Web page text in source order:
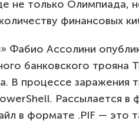
не только Олимпиада,
финансовых
Фабио Ассолини
банковского трояна
В процессе заражения
Рассылается в
в формате .PIF — это